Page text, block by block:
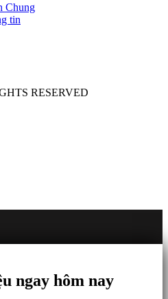
Chung
tin
RESERVED
ngay hôm nay